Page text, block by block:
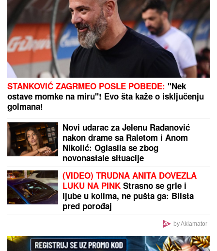
(VIDEO) ĐINA DŽINOVIĆ PALA NA
KOLENA ISPRED DRUGARICEĆerka
Harisa Džinovića u transu na
Cecinom koncertu, haljina sa
prorezima pokazala previše
TEODOSIĆ BACIO BOMBU!Zvezda dovela baš
veliko pojačanje
PREOKRET U MAĐARSKOJ: Mađar
povukao ključan potez - Andraš Baka
prihvatio nominaciju za predsednika